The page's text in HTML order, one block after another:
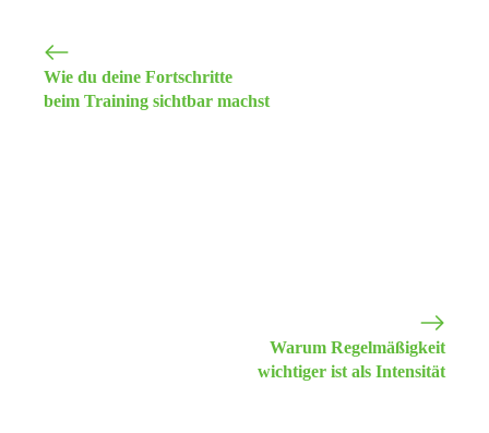
Wie du deine Fortschritte
beim Training sichtbar machst
Warum Regelmäßigkeit
wichtiger ist als Intensität